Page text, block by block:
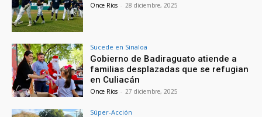
Once Ríos - 28 diciembre, 2025
Sucede en Sinaloa
Gobierno de Badiraguato atiende a
familias desplazadas que se refugian
en Culiacán
Once Ríos - 27 diciembre, 2025
Súper-Acción